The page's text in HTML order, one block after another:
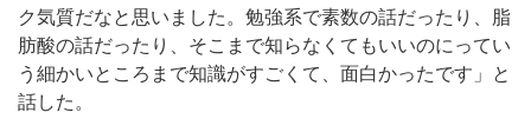
ク気質だなと思いました。勉強系で素数の話だったり、脂
肪酸の話だったり、そこまで知らなくてもいいのにってい
う細かいところまで知識がすごくて、面白かったです」と
話した。